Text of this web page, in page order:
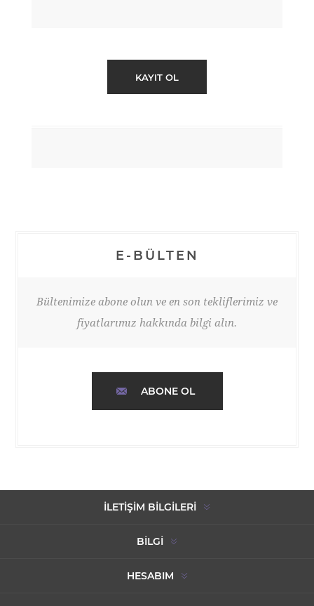
E-BÜLTEN
Bültenimize abone olun ve en son tekliflerimiz ve
fiyatlarımız hakkında bilgi alın.
ABONE OL
İLETIŞIM BILGILERI
BILGI
HESABIM